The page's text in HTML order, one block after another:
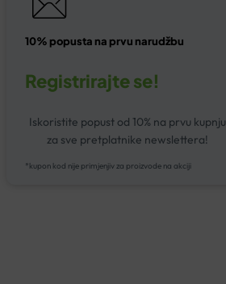
10% popusta na prvu narudžbu
Registrirajte se!
Iskoristite popust od 10% na prvu kupnju
za sve pretplatnike newslettera!
*kupon kod nije primjenjiv za proizvode na akciji